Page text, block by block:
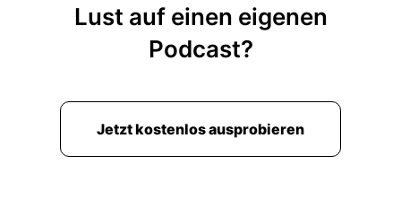
Lust auf einen eigenen
Podcast?
Jetzt kostenlos ausprobieren